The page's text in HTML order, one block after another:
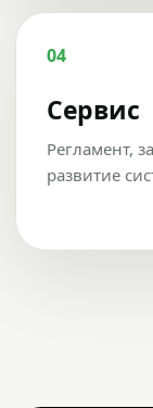
04
Сервис
Регламент,
развитие